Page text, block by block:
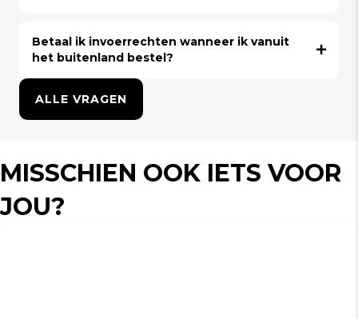
Betaal ik invoerrechten wanneer ik vanuit
het buitenland bestel?
ALLE VRAGEN
MISSCHIEN OOK IETS VOOR
JOU?